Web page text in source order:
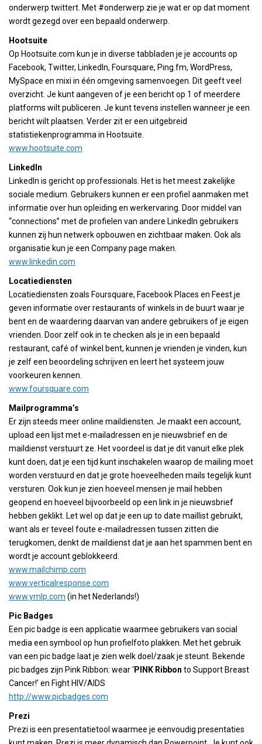
onderwerp twittert. Met #onderwerp zie je wat er op dat moment
wordt gezegd over een bepaald onderwerp.
Hootsuite
Op Hootsuite.com kun je in diverse tabbladen je je accounts op
Facebook, Twitter, LinkedIn, Foursquare, Ping.fm, WordPress,
MySpace en mixi in één omgeving samenvoegen. Dit geeft veel
overzicht. Je kunt aangeven of je een bericht op 1 of meerdere
platforms wilt publiceren. Je kunt tevens instellen wanneer je een
bericht wilt plaatsen. Verder zit er een uitgebreid
statistiekenprogramma in Hootsuite.
www.hootsuite.com
LinkedIn
LinkedIn is gericht op professionals. Het is het meest zakelijke
sociale medium. Gebruikers kunnen er een profiel aanmaken met
informatie over hun opleiding en werkervaring. Door middel van
“connections” met de profielen van andere LinkedIn gebruikers
kunnen zij hun netwerk opbouwen en zichtbaar maken. Ook als
organisatie kun je een Company page maken.
www.linkedin.com
Locatiediensten
Locatiediensten zoals Foursquare, Facebook Places en Feest.je
geven informatie over restaurants of winkels in de buurt waar je
bent en de waardering daarvan van andere gebruikers of je eigen
vrienden. Door zelf ook in te checken als je in een bepaald
restaurant, café of winkel bent, kunnen je vrienden je vinden, kun
je zelf een beoordeling schrijven en leert het systeem jouw
voorkeuren kennen.
www.foursquare.com
Mailprogramma’s
Er zijn steeds meer online maildiensten. Je maakt een account,
upload een lijst met e-mailadressen en je nieuwsbrief en de
maildienst verstuurt ze. Het voordeel is dat je dit vanuit elke plek
kunt doen, dat je een tijd kunt inschakelen waarop de mailing moet
worden verstuurd en dat je grote hoeveelheden mails tegelijk kunt
versturen. Ook kun je zien hoeveel mensen je mail hebben
geopend en hoeveel bijvoorbeeld op een link in je nieuwsbrief
hebben geklikt. Let wel op dat je een up to date maillist gebruikt,
want als er teveel foute e-mailadressen tussen zitten die
terugkomen, denkt de maildienst dat je aan het spammen bent en
wordt je account geblokkeerd.
www.mailchimp.com
www.verticalresponse.com
www.ymlp.com (in het Nederlands!)
Pic Badges
Een pic badge is een applicatie waarmee gebruikers van social
media een symbool op hun profielfoto plakken. Met het gebruik
van een pic badge laat je zien welk doel/zaak je steunt. Bekende
pic badges zijn Pink Ribbon: wear ‘PINK Ribbon to Support Breast
Cancer!’ en Fight HIV/AIDS
http://www.picbadges.com
Prezi
Prezi is een presentatietool waarmee je eenvoudig presentaties